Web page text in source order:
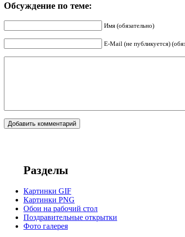
Обсуждение по теме:
Имя (обязательно)
E-Mail (не публикуется)
Разделы
Картинки GIF
Картинки PNG
Обои на рабочий стол
Поздравительные открытки
Фото галерея